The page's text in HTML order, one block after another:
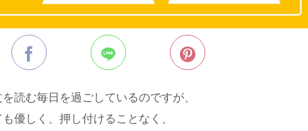
読む毎日を過ごしているのですが、
優しく、押し付けることなく、